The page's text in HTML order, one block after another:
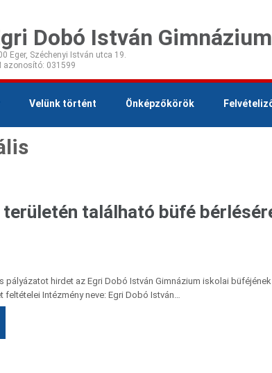
Dobó István Gimnázium
Eger, Széchenyi István utca 19.
Velünk történt Önképzőkörök
található büfé
pályázatot hirdet az Egri Dobó István Gimnázium iskolai
Intézmény neve: Egri Dobó István…